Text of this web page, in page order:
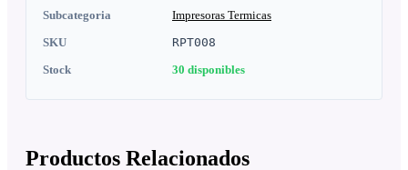
Subcategoria
Impresoras Termicas
SKU
RPT008
Stock
30 disponibles
Productos Relacionados